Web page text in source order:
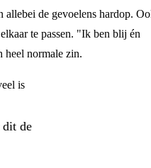
allebei de gevoelens hardop.
te passen. "Ik ben blij én
heel normale zin.
is
dit de